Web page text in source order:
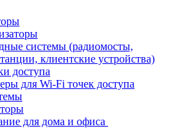
системы (радиомосты,
клиентские устройства)
доступа
для Wi-Fi точек доступа
для дома и офиса